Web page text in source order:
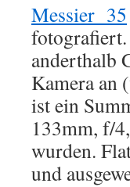
Messier 35
anderthalb
Kamera an
ist ein
133mm, f/
wurden.
und